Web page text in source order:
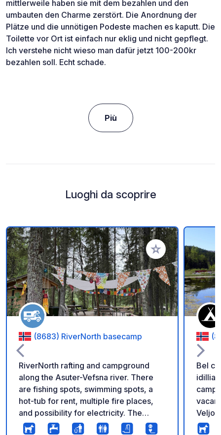
mittlerweile haben sie mit dem bezahlen und den
umbauten den Charme zerstört. Die Anordnung der
Plätze und die unnötigen Podeste machen es kaputt. Die
Toilette vor Ort ist einfach nur eklig und nicht gepflegt.
Ich verstehe nicht wieso man dafür jetzt 100-200kr
bezahlen soll. Echt schade.
Più
Luoghi da scoprire
Aggiungi ai tuoi
(8683) RiverNorth basecamp
RiverNorth rafting and campground
along the Asuter-Vefsna river. There
are fishing spots, swimming spots, a
hot-tub for rent, multiple fire places,
and possibility for electricity. The
company offers Family rafting and
Bel